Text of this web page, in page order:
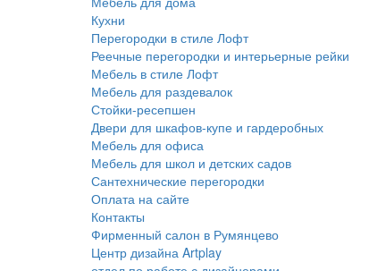
Кухни
Перегородки в стиле Лофт
Реечные перегородки и интерьерные рейки
Мебель в стиле Лофт
Мебель для раздевалок
Стойки-ресепшен
Двери для шкафов-купе и гардеробных
Мебель для офиса
Мебель для школ и детских садов
Сантехнические перегородки
Оплата на сайте
Контакты
Фирменный салон в Румянцево
Центр дизайна Artplay